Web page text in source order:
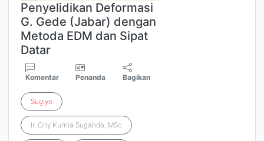
Penyelidikan Deformasi
G. Gede (Jabar) dengan
Metoda EDM dan Sipat
Datar
Komentar Penanda Bagikan
Sugiyo
Ir. Ony Kurnia Suganda, MSc